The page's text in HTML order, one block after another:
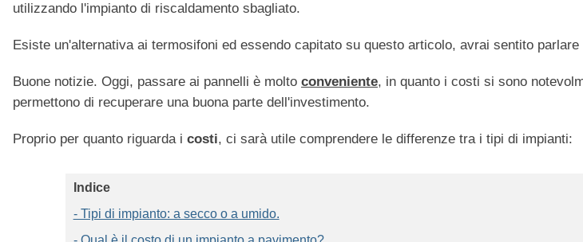
utilizzando l'impianto di riscaldamento sbagliato.
Esiste un'alternativa ai termosifoni ed essendo capitato su questo articolo, avrai sentito parlare
Buone notizie. Oggi, passare ai pannelli è molto conveniente, in quanto i costi si sono
permettono di recuperare una buona parte dell'investimento.
Proprio per quanto riguarda i costi, ci sarà utile comprendere le differenze tra i tipi di impianti:
Indice
- Tipi di impianto: a secco o a umido.